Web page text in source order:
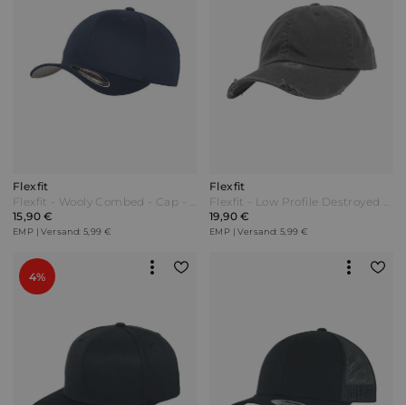
Flexfit
Flexfit - Wooly Combed - Cap - navy Blau
15,90 €
EMP | Versand: 5,99 €
Flexfit
Flexfit - Low Profile Destroyed Cap - Cap - dunkelgrau
19,90 €
EMP | Versand: 5,99 €
4%